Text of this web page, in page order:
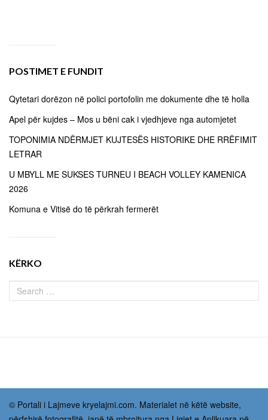
POSTIMET E FUNDIT
Qytetari dorëzon në polici portofolin me dokumente dhe të holla
Apel për kujdes – Mos u bëni cak i vjedhjeve nga automjetet
TOPONIMIA NDËRMJET KUJTESËS HISTORIKE DHE RRËFIMIT
LETRAR
U MBYLL ME SUKSES TURNEU I BEACH VOLLEY KAMENICA
2026
Komuna e Vitisë do të përkrah fermerët
KËRKO
© Portali i Lajmeve kryelajmi.com. Materialet në këtë website,